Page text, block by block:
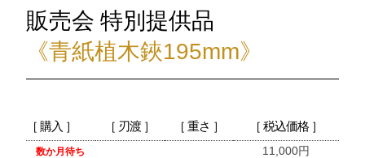
販売会 特別提供品
《青紙植木鋏195mm》
［ 購入 ］ ［ 刃渡 ］ ［ 重さ ］ ［ 税込価格 ］
数か月待ち 11,000円